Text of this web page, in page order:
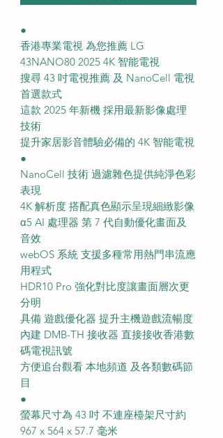
●
香港專業電視 為您推薦 LG
43NANO80 2025 4K 智能電視
搜尋 43 吋電視推薦 及 NanoCell 電視
首選款式
這款 2025 年新機 採用最新影像處理
技術
提升家居影音體驗必備的 4K 智能電視
●
NanoCell 技術 過濾雜色提供純淨色彩
表現
4K 解析度 搭配真色顯示呈現細緻影像
α5 AI 處理器 第 7 代自動優化畫面及
音效
webOS 系統 支援多種常用熱門串流應
用程式
HDR10 Pro 強化對比度讓畫面層次更
分明
具備 遊戲優化器 提升主機遊戲流暢度
內建 DMB-TH 接收器 直接接收香港數
碼電視訊號
方便追台觀看 本地頻道 及各類數碼節
目
●
螢幕尺寸為 43 吋 不連座檯架尺寸約
967 x 564 x 57.7 毫米